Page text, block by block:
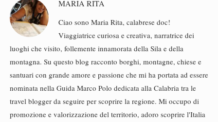
MARIA RITA
Ciao sono Maria Rita, calabrese doc!
Viaggiatrice curiosa e creativa, narratrice dei
luoghi che visito, follemente innamorata della Sila e della
montagna. Su questo blog racconto borghi, montagne, chiese e
santuari con grande amore e passione che mi ha portata ad essere
nominata nella Guida Marco Polo dedicata alla Calabria tra le
travel blogger da seguire per scoprire la regione. Mi occupo di
promozione e valorizzazione del territorio, adoro scoprire l'Italia